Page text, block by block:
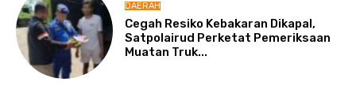
DAERAH
Cegah Resiko Kebakaran Dikapal,
Satpolairud Perketat Pemeriksaan
Muatan Truk...